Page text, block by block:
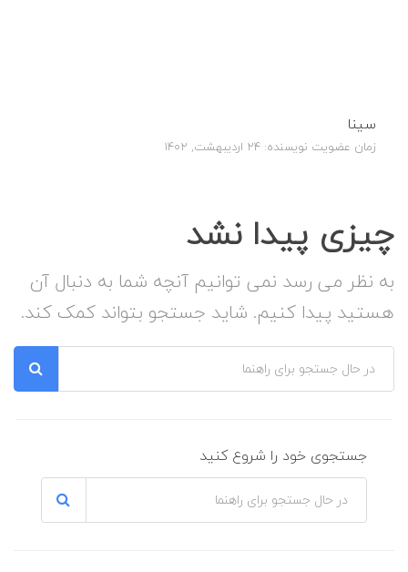
سینا
زمان عضویت نویسنده: 24 اردیبهشت, 1402
چیزی پیدا نشد
به نظر می رسد نمی توانیم آنچه شما به دنبال آن
هستید پیدا کنیم. شاید جستجو بتواند کمک کند.
جستجوی خود را شروع کنید